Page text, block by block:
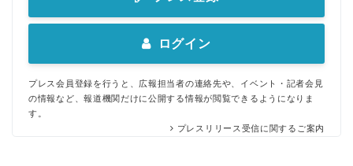
ログイン
プレス会員登録を行うと、広報担当者の連絡先や、イベント・記者会見
の情報など、報道機関だけに公開する情報が閲覧できるようになりま
す。
プレスリリース受信に関するご案内